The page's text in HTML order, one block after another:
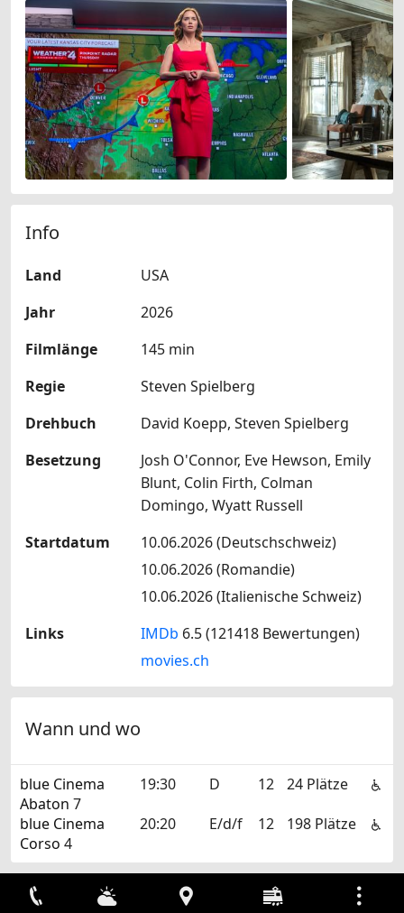
Info
Land
USA
Jahr
2026
Filmlänge
145 min
Regie
Steven Spielberg
Drehbuch
David Koepp, Steven Spielberg
Besetzung
Josh O'Connor, Eve Hewson, Emily
Blunt, Colin Firth, Colman
Domingo, Wyatt Russell
Startdatum
10.06.2026 (Deutschschweiz)
10.06.2026 (Romandie)
10.06.2026 (Italienische Schweiz)
Links
IMDb 6.5 (121418 Bewertungen)
movies.ch
Wann und wo
blue Cinema
Abaton 7
19:30 D 12
24 Plätze
blue Cinema
Corso 4
20:20 E/d/f 12 198 Plätze